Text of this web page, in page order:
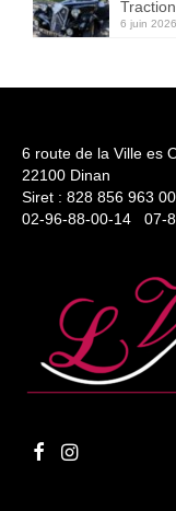
6 juin 2026
6 route de la Ville es
22100 Dinan
Siret : 828 856 963
02-96-88-00-14 07-